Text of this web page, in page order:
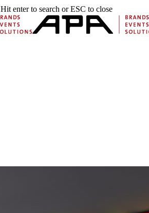
Hit enter to search or ESC to close